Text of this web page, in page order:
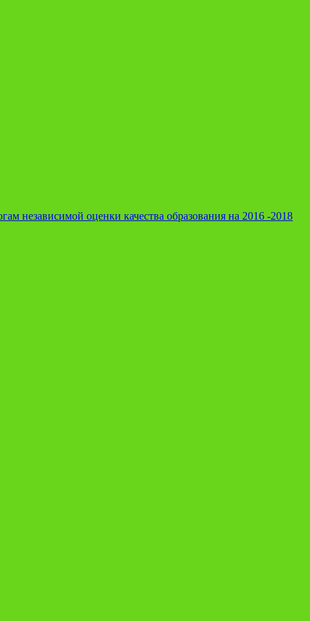
независимой оценки качества образования на 2016 -2018